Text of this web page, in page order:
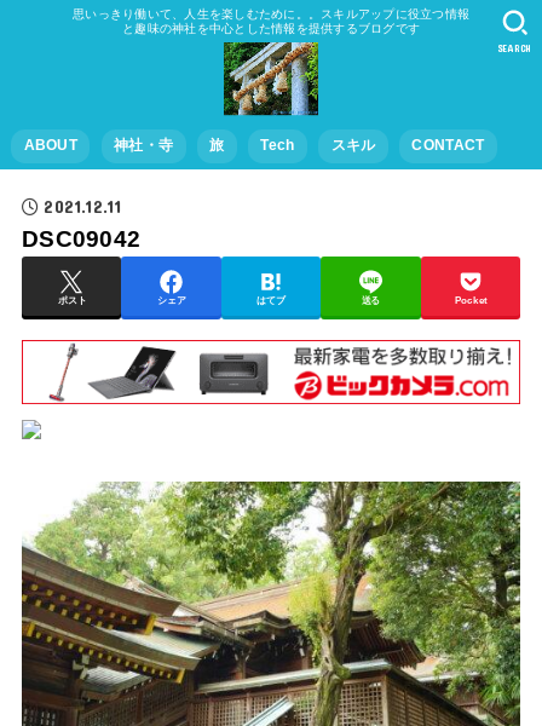
思いっきり働いて、人生を楽しむために。。スキルアップに役立つ情報
と趣味の神社を中心とした情報を提供するブログです
ABOUT 神社・寺 旅 Tech スキル CONTACT
SEARCH
2021.12.11
DSC09042
ポスト シェア はてブ 送る Pocket